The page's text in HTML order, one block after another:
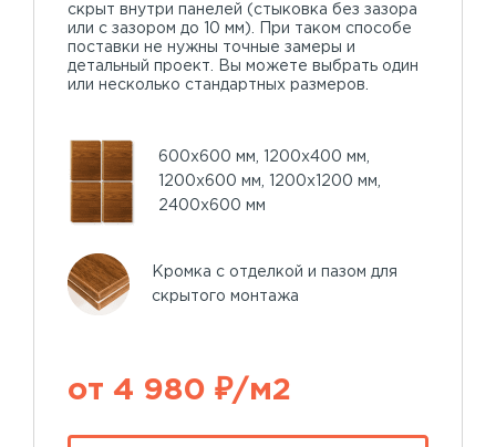
скрыт внутри панелей (стыковка без зазора
или с зазором до 10 мм). При таком способе
поставки не нужны точные замеры и
детальный проект. Вы можете выбрать один
или несколько стандартных размеров.
600х600 мм, 1200х400 мм,
1200х600 мм, 1200х1200 мм,
2400х600 мм
Кромка с отделкой и пазом для
скрытого монтажа
от 4 980 ₽/м2